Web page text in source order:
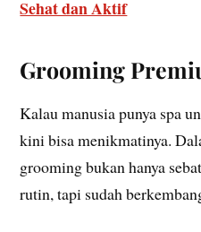
Sehat dan Aktif
Grooming
Kalau manusia punya spa
kini bisa menikmatinya.
grooming bukan hanya
rutin, tapi sudah